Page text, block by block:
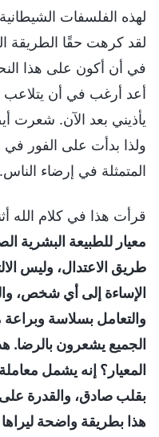
لهذه الفلسفات
لقد كرهت حقًا الطريقة
في أن أكون على هذا
أعد أرغب في أن يتلاعب
يأذيني بعد الآن. شعرت
ولذا بدأت على الفور
المتمثلة في إرضاء الناس.
قرأت هذا في كلام الله
معيار للطبيعة البشرية
طريق الاعتدال، وليس
الإساءة إلى أي شخص،
والتعامل بسلاسة
الجميع يشعرون بالرضا.
المعيار؟ إنه يشمل
بقلب صادق، والقدرة
هذا بطريقة واضحة ليراها